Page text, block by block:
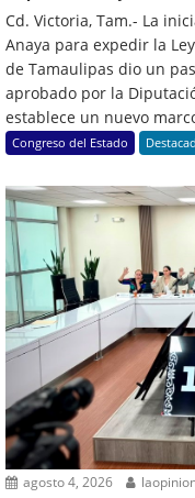
Cd. Victoria, Tam.- La
Anaya para expedir la
de Tamaulipas dio un
aprobado por la
establece un nuevo
Congreso del Estado
agosto 4, 2026